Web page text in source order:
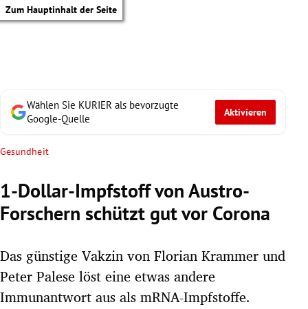
Zum Hauptinhalt der Seite
Untermenü
Wählen Sie KURIER als bevorzugte
Google-Quelle
Aktivieren
Gesundheit
1-Dollar-Impfstoff von Austro-
Forschern schützt gut vor Corona
Das günstige Vakzin von Florian Krammer und
Peter Palese löst eine etwas andere
Immunantwort aus als mRNA-Impfstoffe.